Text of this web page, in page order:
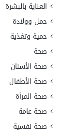
العناية بالبشرة
حمل وولادة
حمية وتغذية
صحة
صحة الأسنان
صحة الأطفال
صحة المرأة
صحة عامة
صحة نفسية